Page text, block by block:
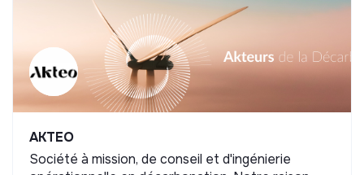
AKTEO
Société à mission, de conseil et d'ingénierie